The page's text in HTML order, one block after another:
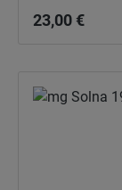
23,00 €